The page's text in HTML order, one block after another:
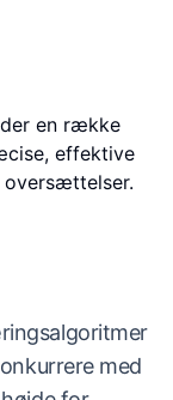
en række
effektive
oversættelser.
med